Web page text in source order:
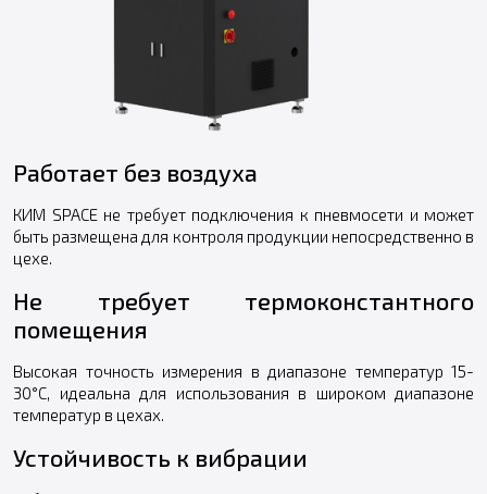
Работает без воздуха
КИМ SPACE не требует подключения к пневмосети и может
быть размещена для контроля продукции непосредственно в
цехе.
Не требует термоконстантного
помещения
Высокая точность измерения в диапазоне температур 15-
30°С, идеальна для использования в широком диапазоне
температур в цехах.
Устойчивость к вибрации